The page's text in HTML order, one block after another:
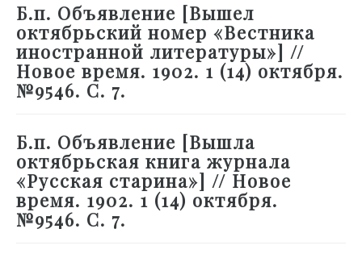
Б.п. Объявление [Вышел
октябрьский номер «Вестника
иностранной литературы»] //
Новое время. 1902. 1 (14) октября.
№9546. С. 7.
Б.п. Объявление [Вышла
октябрьская книга журнала
«Русская старина»] // Новое
время. 1902. 1 (14) октября.
№9546. С. 7.